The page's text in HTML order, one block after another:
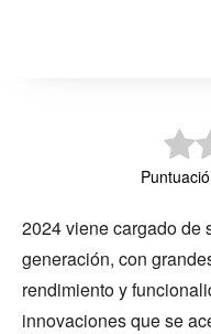
2024 viene cargado de
generación, con
rendimiento y
innovaciones que se